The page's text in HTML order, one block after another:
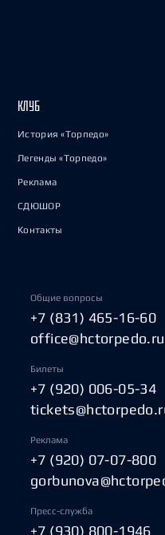
КЛУБ
История «Торпедо»
Легенды «Торпедо»
Реклама
СДЮШОР
Контакты
Общие вопросы
+7 (831) 465-16-60
office@hctorpedo.ru
Билеты
+7 (920) 006-05-34
Реклама
+7 (920) 07-07-800
Пресс-служба
+7 (930) 800-1946